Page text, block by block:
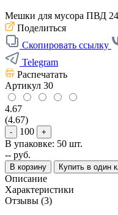
Мешки для мусора ПВД
Поделиться
Скопировать ссылку
Telegram
Распечатать
Артикул 30
4.67
(4.67)
- 100 +
В упаковке: 50 шт.
-- руб.
В корзину Купить в один
Описание
Характеристики
Отзывы (3)